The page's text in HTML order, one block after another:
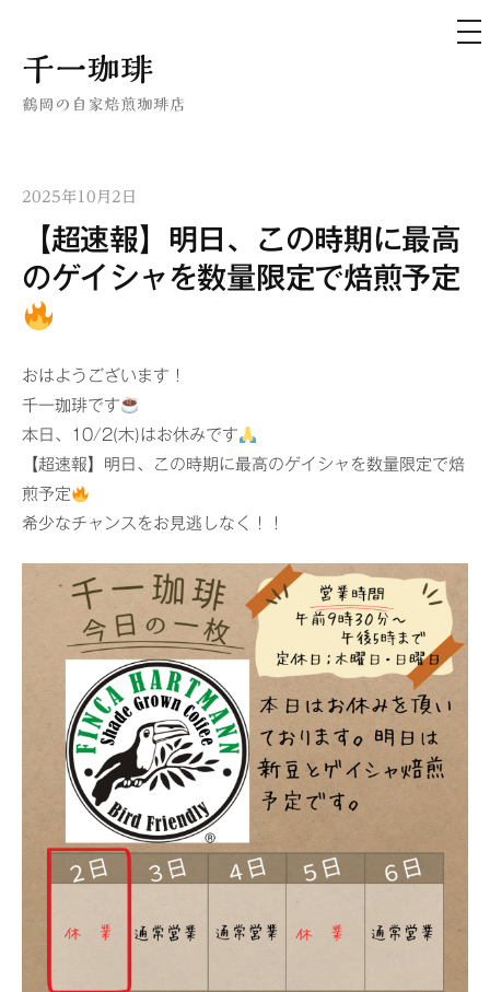
コ
ン
キ
ッ
プ
千一珈琲
鶴岡の自家焙煎珈琲店
メ
ニ
2025年10月2日
【超速報】明日、この時期に最高
のゲイシャを数量限定で焙煎予定
おはようございます！
千一珈琲です
本日、10/2(木)はお休みです
【超速報】明日、この時期に最高のゲイシャを数量限定で焙
煎予定
希少なチャンスをお見逃しなく！！